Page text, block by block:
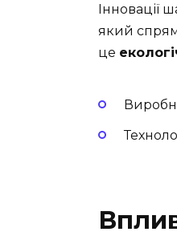
Інновації
який
це